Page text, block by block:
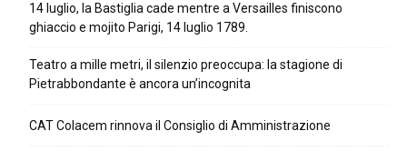
14 luglio, la Bastiglia cade mentre a Versailles finiscono
ghiaccio e mojito Parigi, 14 luglio 1789.
Teatro a mille metri, il silenzio preoccupa: la stagione di
Pietrabbondante è ancora un’incognita
CAT Colacem rinnova il Consiglio di Amministrazione